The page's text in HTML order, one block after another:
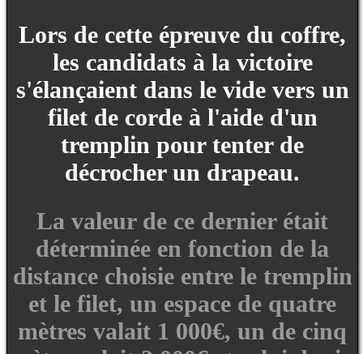
Lors de cette épreuve du coffre,
les candidats à la victoire
s'élançaient dans le vide vers un
filet de corde à l'aide d'un
tremplin pour tenter de
décrocher un drapeau.
La valeur de ce dernier était
déterminée en fonction de la
distance choisie entre le tremplin
et le filet, un espace de quatre
mètres valait 1 000€, un de cinq